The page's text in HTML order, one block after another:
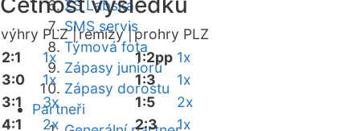
ZŠ Labská
SMS servis
Týmová fota
Zápasy juniorů
Zápasy dorostu
Partneři
výhry PLZ |remízy |prohry PLZ
2:1
1x
3:0
1x
3:1
3x
4:1
2x
1:2pp 1x
1:3
1x
1:5
2x
2:3
1x